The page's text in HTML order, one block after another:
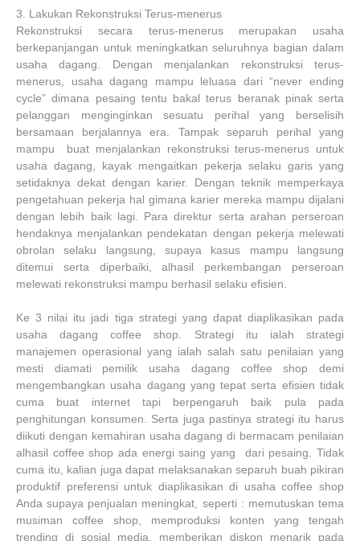
3. Lakukan Rekonstruksi Terus-menerus
Rekonstruksi secara terus-menerus merupakan usaha
berkepanjangan untuk meningkatkan seluruhnya bagian dalam
usaha dagang. Dengan menjalankan rekonstruksi terus-
menerus, usaha dagang mampu leluasa dari “never ending
cycle” dimana pesaing tentu bakal terus beranak pinak serta
pelanggan menginginkan sesuatu perihal yang berselisih
bersamaan berjalannya era. Tampak separuh perihal yang
mampu buat menjalankan rekonstruksi terus-menerus untuk
usaha dagang, kayak mengaitkan pekerja selaku garis yang
setidaknya dekat dengan karier. Dengan teknik memperkaya
pengetahuan pekerja hal gimana karier mereka mampu dijalani
dengan lebih baik lagi. Para direktur serta arahan perseroan
hendaknya menjalankan pendekatan dengan pekerja melewati
obrolan selaku langsung, supaya kasus mampu langsung
ditemui serta diperbaiki, alhasil perkembangan perseroan
melewati rekonstruksi mampu berhasil selaku efisien.
Ke 3 nilai itu jadi tiga strategi yang dapat diaplikasikan pada
usaha dagang coffee shop. Strategi itu ialah strategi
manajemen operasional yang ialah salah satu penilaian yang
mesti diamati pemilik usaha dagang coffee shop demi
mengembangkan usaha dagang yang tepat serta efisien tidak
cuma buat internet tapi berpengaruh baik pula pada
penghitungan konsumen. Serta juga pastinya strategi itu harus
diikuti dengan kemahiran usaha dagang di bermacam penilaian
alhasil coffee shop ada energi saing yang dari pesaing. Tidak
cuma itu, kalian juga dapat melaksanakan separuh buah pikiran
produktif preferensi untuk diaplikasikan di usaha coffee shop
Anda supaya penjualan meningkat, seperti : memutuskan tema
musiman coffee shop, memproduksi konten yang tengah
trending di sosial media, memberikan diskon menarik pada